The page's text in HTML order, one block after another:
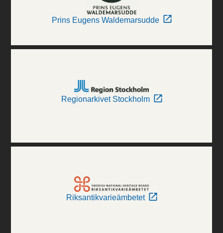
Prins Eugens Waldemarsudde
Regionarkivet Stockholm
Riksantikvarieämbetet